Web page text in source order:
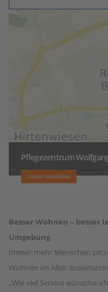
Pflegezentrum
74564 CRAILSHEIM
Besser Wohnen – besser
Umgebung
Immer mehr Menschen
Wohnen im Alter
„Wie viel Service wünsche